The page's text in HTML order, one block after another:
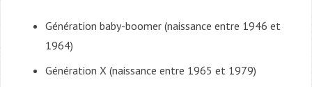
Génération baby-boomer (naissance entre 1946 et
1964)
Génération X (naissance entre 1965 et 1979)